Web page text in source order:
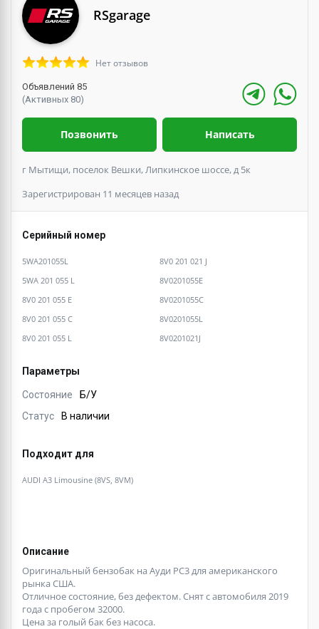
RSgarage
Нет отзывов
Объявлений 85
(Активных 80)
Позвонить Написать
г Мытищи, поселок Вешки, Липкинское шоссе, д 5к
Зарегистрирован 11 месяцев назад
Серийный номер
5WA201055L
8V0 201 021 J
5WA 201 055 L
8V0201055E
8V0 201 055 E
8V0201055C
8V0 201 055 C
8V0201055L
8V0 201 055 L
8V0201021J
Параметры
Состояние
Б/У
Статус
В наличии
Подходит для
AUDI A3 Limousine (8VS, 8VM)
Описание
Оригинальный бензобак на Ауди РС3 для американского
рынка США.
Отличное состояние, без дефектом. Снят с автомобиля 2019
года с пробегом 32000.
Цена за голый бак без насоса.